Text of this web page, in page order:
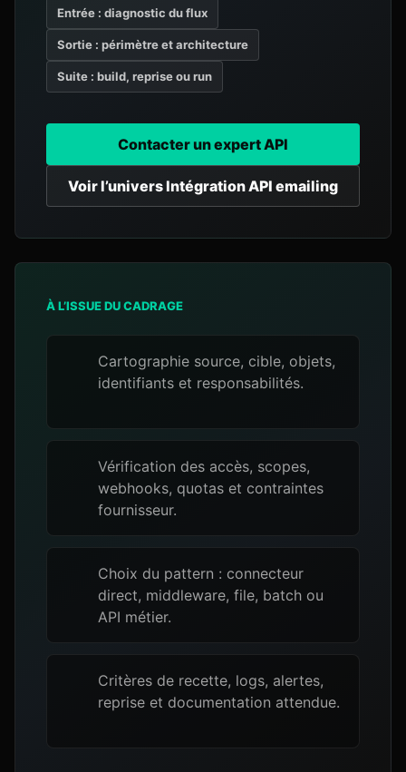
Entrée : diagnostic du flux
Sortie : périmètre et architecture
Suite : build, reprise ou run
Contacter un expert API
Voir l’univers Intégration API emailing
À L’ISSUE DU CADRAGE
Cartographie source, cible, objets,
identifiants et responsabilités.
Vérification des accès, scopes,
webhooks, quotas et contraintes
fournisseur.
Choix du pattern : connecteur
direct, middleware, file, batch ou
API métier.
Critères de recette, logs, alertes,
reprise et documentation attendue.